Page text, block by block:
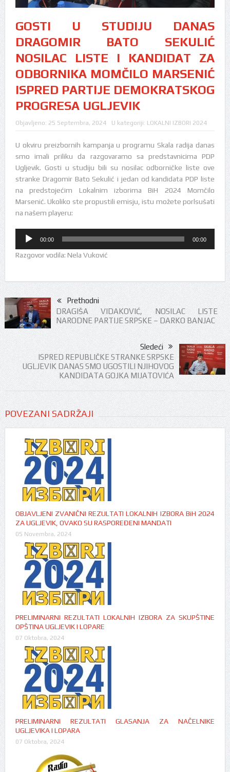
GOSTI U STUDIJU DANAS
DRAGOMIR BATO SEKULIĆ
NOSILAC LISTE I KANDIDAT ZA
ODBORNIKA MOMČILO MARSENIĆ
ISPRED PARTIJE DEMOKRATSKOG
PROGRESA UGLJEVIK
Objavljeno: 25 Septembra, 2024 U kategoriji: LOKALNI IZBORI 2024
U okviru preizbornih kampanja u programu Skala radija danas
smo imali priliku da razgovaramo sa predstavnicima PDP
Ugljevik. Gosti u studiju bili su nosilac odborničke liste ove
stranke Dragomir Bato Sekulić i jedan od kandidata PDP liste
na predstojećim Lokalnim izborima BiH 2024 Momčilo
Marsenić. Ukoliko ste propustili emisju, istu možete porlsušati
na našem playeru:
Audio
Player
00:00 00:00
Razgovor vodila: Nela Vuković
Prethodni
DRAGIŠA VIDAKOVIĆ, NOSILAC LISTE
NARODNE PARTIJE SRPSKE – DARKO BANJAC
Sledeći
ISPRED REPUBLIČKE STRANKE SRPSKE
UGLJEVIK DANAS SMO UGOSTILI NJIHOVOG
KANDIDATA GOJKA MIJATOVIĆA
POVEZANI SADRŽAJI
OBJAVLJENI ZVANIČNI REZULTATI LOKALNIH IZBORA BiH 2024
ZA UGLJEVIK, OVAKO SU RASPOREĐENI MANDATI
05 Novembra, 2024
PRELIMINARNI REZULTATI LOKALNIH IZBORA ZA SKUPŠTINE
OPŠTINA UGLJEVIK I LOPARE
07 Oktobra, 2024
PRELIMINARNI REZULTATI GLASANJA ZA NAČELNIKE
UGLJEVIKA I LOPARA
07 Oktobra, 2024